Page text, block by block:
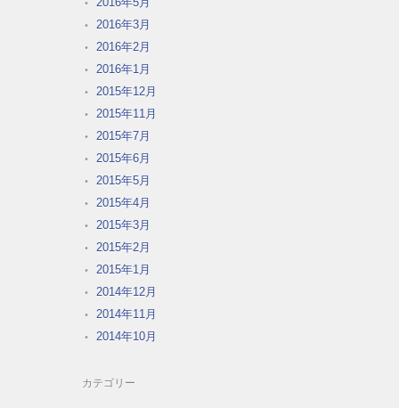
2016年3月
2016年2月
2016年1月
2015年12月
2015年11月
2015年7月
2015年6月
2015年5月
2015年4月
2015年3月
2015年2月
2015年1月
2014年12月
2014年11月
2014年10月
カテゴリー